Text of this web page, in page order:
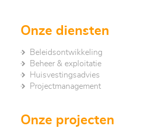
Onze diensten
Beleidsontwikkeling
Beheer & exploitatie
Huisvestingsadvies
Project­management
Onze projecten